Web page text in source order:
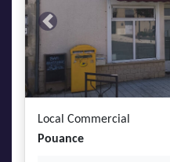
AJP Recrute
AJP Actualités
Service Qualité Clients
Previous
Local Commercial
Pouance